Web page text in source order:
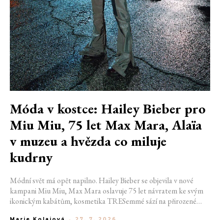
Móda v kostce: Hailey Bieber pro
Miu Miu, 75 let Max Mara, Alaïa
v muzeu a hvězda co miluje
kudrny
Módní svět má opět napilno. Hailey Bieber se objevila v nové
kampani Miu Miu, Max Mara oslavuje 75 let návratem ke svým
ikonickým kabátům, kosmetika TRESemmé sází na přirozené